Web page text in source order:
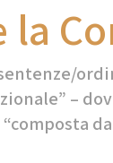
la
–